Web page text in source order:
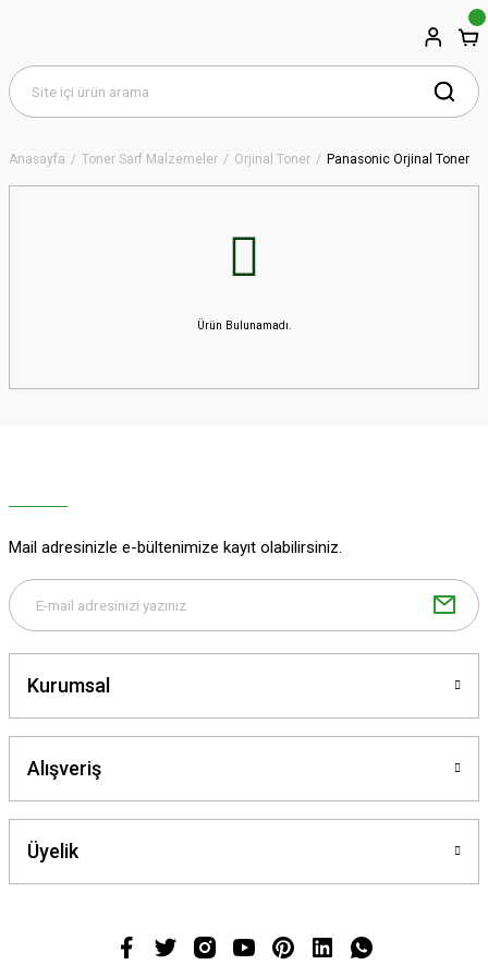
Anasayfa Toner Sarf Malzemeler Orjinal Toner Panasonic Orjinal Toner
Ürün Bulunamadı.
Mail adresinizle e-bültenimize kayıt olabilirsiniz.
Kurumsal
Alışveriş
Üyelik